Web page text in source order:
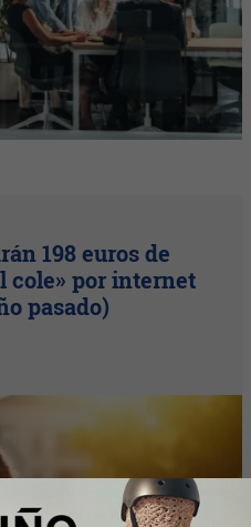
198 euros de
cole» por internet
pasado)